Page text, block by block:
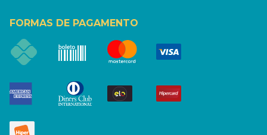
FORMAS DE PAGAMENTO